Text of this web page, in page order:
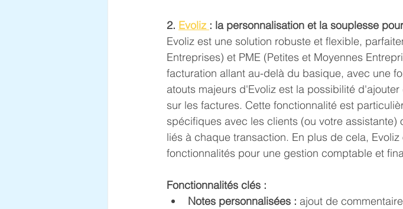
2. Evoliz : la personnalisation et la souplesse
Evoliz est une solution robuste et flexible,
Entreprises) et PME (Petites et Moyennes
facturation allant au-delà du basique, avec une
atouts majeurs d'Evoliz est la possibilité
sur les factures. Cette fonctionnalité est
spécifiques avec les clients (ou votre
liés à chaque transaction. En plus de cela,
fonctionnalités pour une gestion comptable et
Fonctionnalités clés :
Notes personnalisées : ajout de